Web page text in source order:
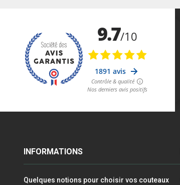
INFORMATIONS
Quelques notions pour choisir vos couteaux